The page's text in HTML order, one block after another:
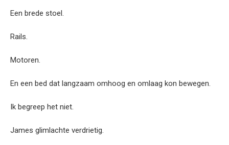
Een brede stoel.
Rails.
Motoren.
En een bed dat langzaam omhoog en omlaag kon bewegen.
Ik begreep het niet.
James glimlachte verdrietig.